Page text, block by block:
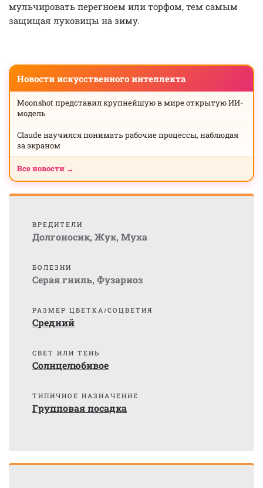
мульчировать перегноем или торфом, тем самым
защищая луковицы на зиму.
Новости искусственного интеллекта
Moonshot представил крупнейшую в мире открытую ИИ-
модель
Claude научился понимать рабочие процессы, наблюдая
за экраном
Все новости →
ВРЕДИТЕЛИ
Долгоносик, Жук, Муха
БОЛЕЗНИ
Серая гниль, Фузариоз
РАЗМЕР ЦВЕТКА/СОЦВЕТИЯ
Средний
СВЕТ ИЛИ ТЕНЬ
Солнцелюбивое
ТИПИЧНОЕ НАЗНАЧЕНИЕ
Групповая посадка